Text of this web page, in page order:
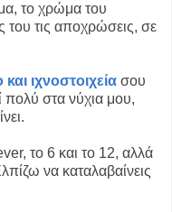
το χρώμα του
του τις αποχρώσεις, σε
ιχνοστοιχεία σου
πολύ στα νύχια μου,
το 6 και το 12, αλλά
να καταλαβαίνεις